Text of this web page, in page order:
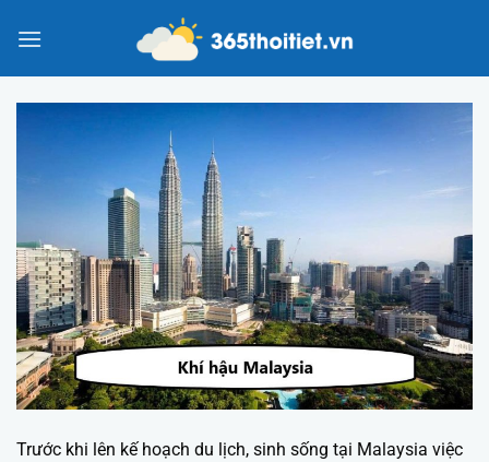
đến
Trước khi lên kế hoạch du lịch, sinh sống tại Malaysia việc